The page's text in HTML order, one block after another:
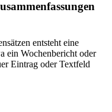
entsteht eine
ein Wochenbericht oder
Eintrag oder Textfeld